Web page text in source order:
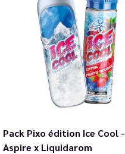
Pack Pixo édition Ice Cool -
Aspire x Liquidarom